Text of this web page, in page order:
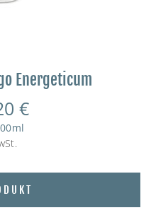
Energeticum
€
ml